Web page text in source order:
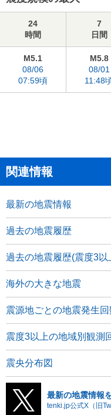
24
時間
7
日間
M5.1
08/06
07:59頃
M5.8
08/01
11:48
関連情報
最新の地震情報
過去の地震履歴
過去の地震履歴(震度3以
海外の大きな地震
震源地ごとの地震発生回
震度3以上の地域別観測
震央分布図
最新の地震情報
tenki.jp公式X（旧